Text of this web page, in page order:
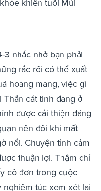
khiến tuổi Mùi
3 nhắc nhở bạn phải
rắc rối có thể xuất
hoang mang, việc gì
Thần cát tinh đang ở
được cải thiện đáng
nên đôi khi mất
nổi. Chuyện tình cảm
thuận lợi. Thậm chí
cô đơn trong cuộc
nghiêm túc xem xét lại